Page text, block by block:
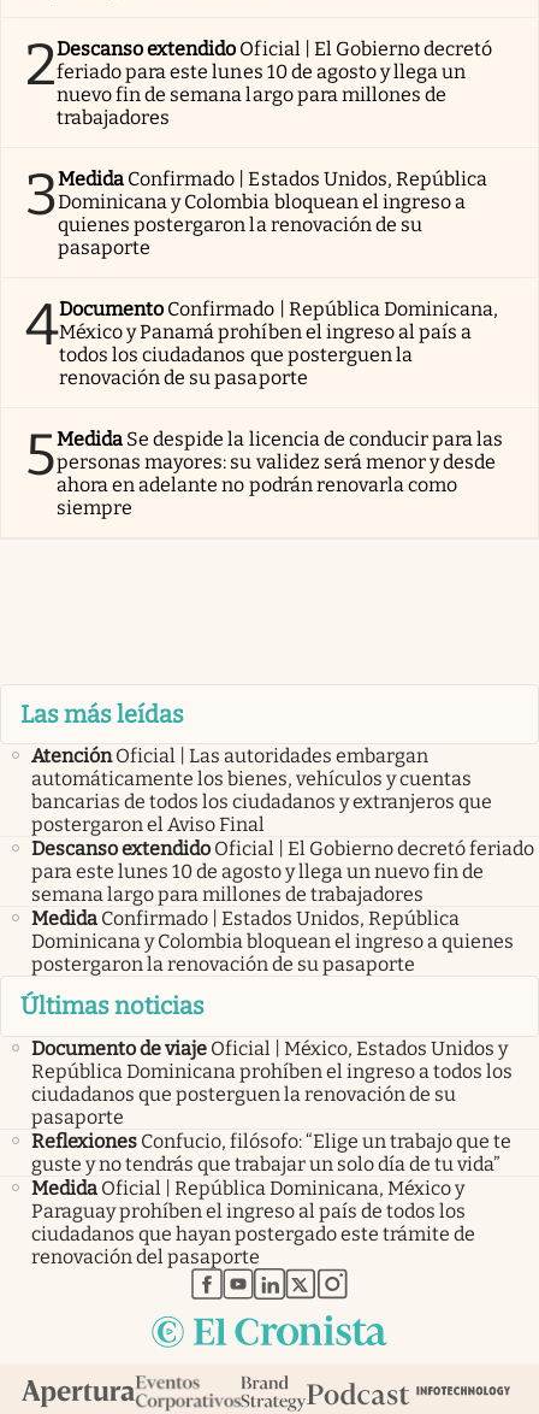
2Descanso extendido Oficial | El Gobierno decretó
feriado para este lunes 10 de agosto y llega un
nuevo fin de semana largo para millones de
trabajadores
3Medida Confirmado | Estados Unidos, República
Dominicana y Colombia bloquean el ingreso a
quienes postergaron la renovación de su
pasaporte
4Documento Confirmado | República Dominicana,
México y Panamá prohíben el ingreso al país a
todos los ciudadanos que posterguen la
renovación de su pasaporte
5Medida Se despide la licencia de conducir para las
personas mayores: su validez será menor y desde
ahora en adelante no podrán renovarla como
siempre
Las más leídas
Atención Oficial | Las autoridades embargan
automáticamente los bienes, vehículos y cuentas
bancarias de todos los ciudadanos y extranjeros que
postergaron el Aviso Final
Descanso extendido Oficial | El Gobierno decretó feriado
para este lunes 10 de agosto y llega un nuevo fin de
semana largo para millones de trabajadores
Medida Confirmado | Estados Unidos, República
Dominicana y Colombia bloquean el ingreso a quienes
postergaron la renovación de su pasaporte
Últimas noticias
Documento de viaje Oficial | México, Estados Unidos y
República Dominicana prohíben el ingreso a todos los
ciudadanos que posterguen la renovación de su
pasaporte
Reflexiones Confucio, filósofo: “Elige un trabajo que te
guste y no tendrás que trabajar un solo día de tu vida”
Medida Oficial | República Dominicana, México y
Paraguay prohíben el ingreso al país de todos los
ciudadanos que hayan postergado este trámite de
renovación del pasaporte
abre en nueva pestaña
abre en nueva pestaña
abre en nueva pestaña
abre en nueva pestaña
abre en nueva pestaña